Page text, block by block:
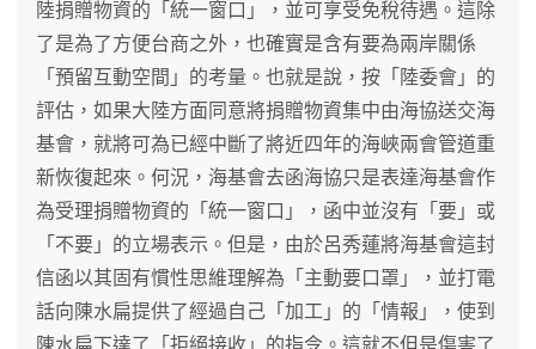
陸捐贈物資的「統一窗口」，並可享受免稅待遇。這除
了是為了方便台商之外，也確實是含有要為兩岸關係
「預留互動空間」的考量。也就是說，按「陸委會」的
評估，如果大陸方面同意將捐贈物資集中由海協送交海
基會，就將可為已經中斷了將近四年的海峽兩會管道重
新恢復起來。何況，海基會去函海協只是表達海基會作
為受理捐贈物資的「統一窗口」，函中並沒有「要」或
「不要」的立場表示。但是，由於呂秀蓮將海基會這封
信函以其固有慣性思維理解為「主動要口罩」，並打電
話向陳水扁提供了經過自己「加工」的「情報」，使到